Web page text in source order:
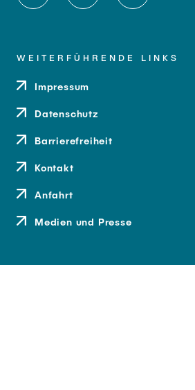
WEITERFÜHRENDE LINKS
Impressum
Datenschutz
Barrierefreiheit
Kontakt
Anfahrt
Medien und Presse